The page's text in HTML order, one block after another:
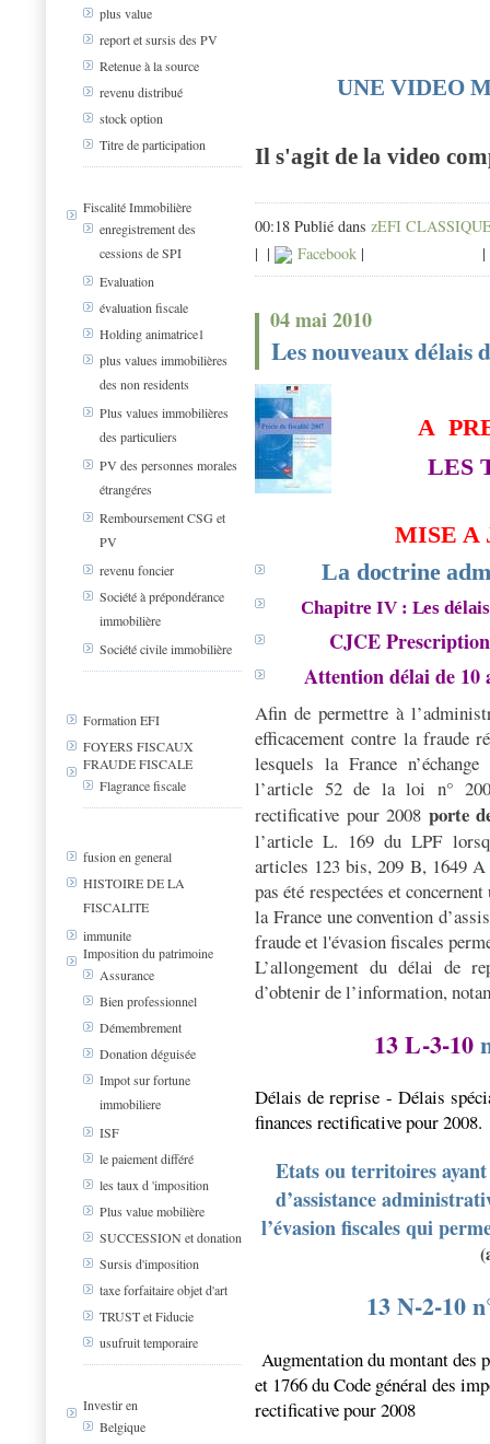
plus value
report et sursis des PV
Retenue à la source
revenu distribué
stock option
Titre de participation
Fiscalité Immobilière
enregistrement des
cessions de SPI
Evaluation
évaluation fiscale
Holding animatrice1
plus values immobilières
des non residents
Plus values immobilières
des particuliers
PV des personnes morales
étrangéres
Remboursement CSG et
PV
revenu foncier
Société à prépondérance
immobilière
Société civile immobilière
Formation EFI
FOYERS FISCAUX
FRAUDE FISCALE
Flagrance fiscale
fusion en general
HISTOIRE DE LA
FISCALITE
immunite
Imposition du patrimoine
Assurance
Bien professionnel
Démembrement
Donation déguisée
Impot sur fortune
immobiliere
ISF
le paiement différé
les taux d 'imposition
Plus value mobilière
SUCCESSION et donation
Sursis d'imposition
taxe forfaitaire objet d'art
TRUST et Fiducie
usufruit temporaire
Investir en
Belgique
UNE VIDEO
Il s'agit de la video
00:18 Publié dans zEFI
| | Facebook | |
04 mai 2010
Les nouveaux délais
A
LES
MISE A
La doctrine
Chapitre IV : Les
CJCE
Attention délai de 10
Afin de permettre à
efficacement contre la fraude
lesquels la France
l’article 52 de la loi n°
rectificative pour 2008 porte
l’article L. 169 du LPF
articles 123 bis, 209 B, 1649
pas été respectées et
la France une convention
fraude et l'évasion fiscales
L’allongement du délai de
d’obtenir de l’information,
13 L-3-10
Délais de reprise - Délais
finances rectificative pour 2008.
Etats ou territoires
d’assistance
l’évasion fiscales qui
13 N-2-10
Augmentation du montant des
et 1766 du Code général des
rectificative pour 2008